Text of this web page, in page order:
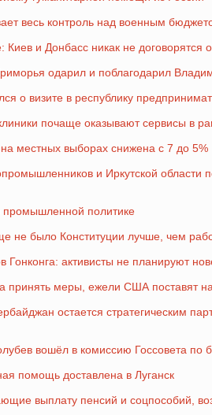
весь контроль над военным
и Донбасс никак не договорятся
одарил и поблагодарил
о визите в республику
почаще оказывают сервисы в
местных выборах снижена с 7 до 5%
и Иркутской области
промышленной политике
не было Конституции лучше, чем
Гонконга: активисты не планируют
принять меры, ежели США поставят
остается стратегическим
вошёл в комиссию Госсовета по
помощь доставлена в Луганск
выплату пенсий и соцпособий,